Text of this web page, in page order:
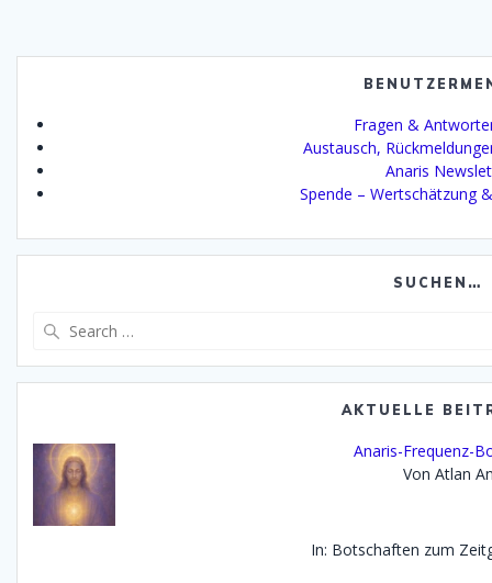
Fragen &
Austausch,
Anaris
Spende – Wertschätzung
SUCHEN…
AKTUELLE
Anaris-Frequenz-
Von Atlan
In: Botschaften zum